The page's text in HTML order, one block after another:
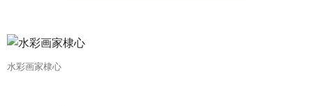
水彩画家棣心